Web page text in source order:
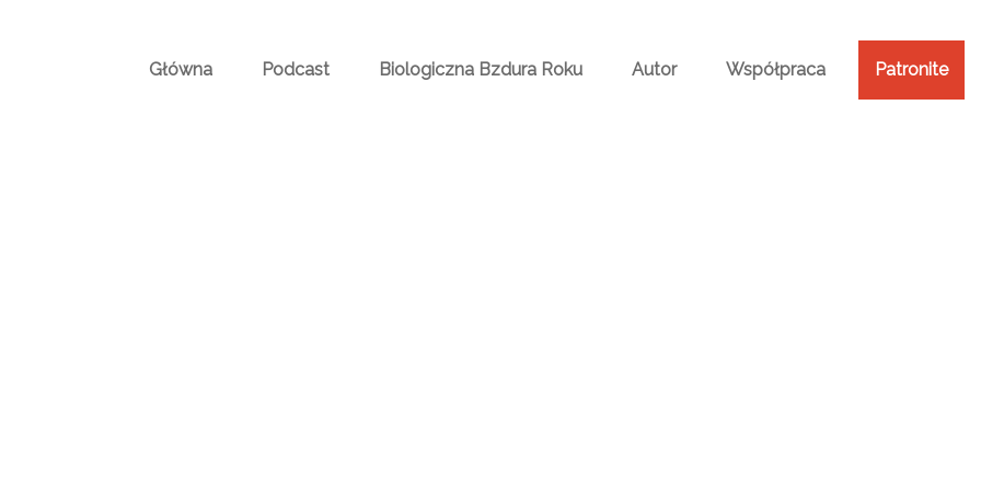
Główna Podcast Biologiczna Bzdura Roku Autor Współpraca Patronite